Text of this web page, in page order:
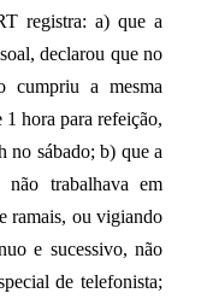
registra: a) que a
declarou que no
cumpriu a mesma
hora para refeição,
no sábado; b) que a
não trabalhava em
ramais, ou vigiando
e sucessivo, não
de telefonista;